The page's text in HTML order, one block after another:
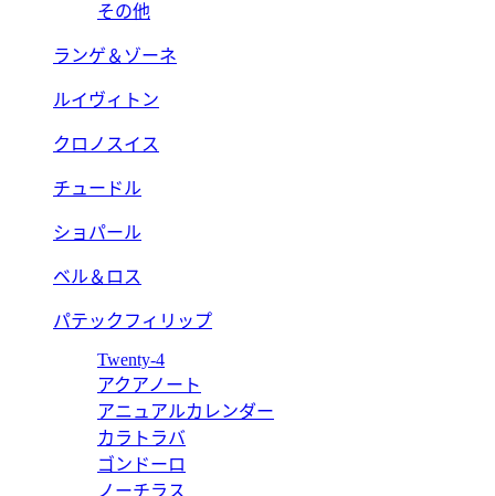
その他
ランゲ＆ゾーネ
ルイヴィトン
クロノスイス
チュードル
ショパール
ベル＆ロス
パテックフィリップ
Twenty-4
アクアノート
アニュアルカレンダー
カラトラバ
ゴンドーロ
ノーチラス